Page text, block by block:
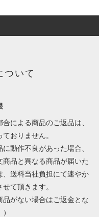
ついて
合による商品のご返品は、
おりません。
に動作不良があった場合、
商品と異なる商品が届いた
、送料当社負担にて速やか
せて頂きます。
品がない場合はご返金とな